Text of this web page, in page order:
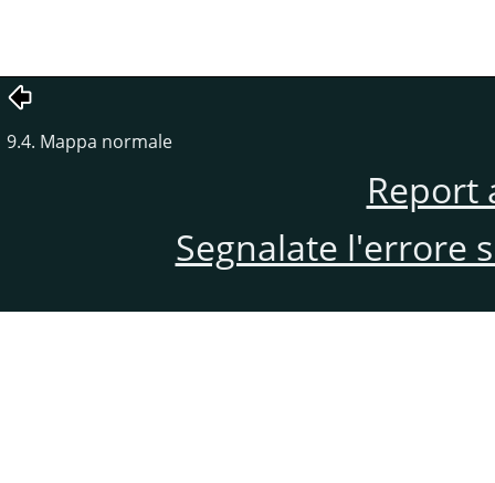
9.4. Mappa normale
Report
Segnalate l'errore